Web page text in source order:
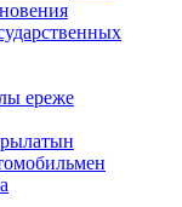
ереже